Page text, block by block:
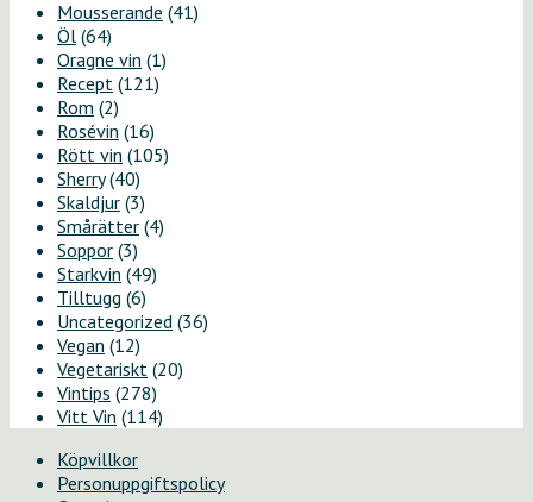
Mousserande (41)
Öl (64)
Oragne vin (1)
Recept (121)
Rom (2)
Rosévin (16)
Rött vin (105)
Sherry(40)
Skaldjur (3)
Smårätter (4)
Soppor (3)
Starkvin (49)
Tilltugg (6)
Uncategorized (36)
Vegan (12)
Vegetariskt (20)
Vintips (278)
Vitt Vin (114)
Köpvillkor
Personuppgiftspolicy